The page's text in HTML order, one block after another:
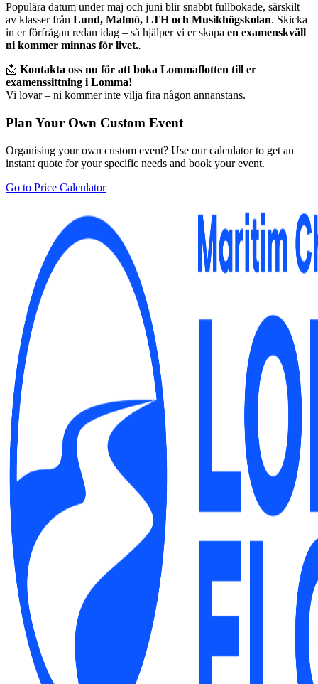
Populära datum under maj och juni blir snabbt fullbokade, särskilt
av klasser från Lund, Malmö, LTH och Musikhögskolan. Skicka
in er förfrågan redan idag – så hjälper vi er skapa en examenskväll
ni kommer minnas för livet..
📩 Kontakta oss nu för att boka Lommaflotten till er
examenssittning i Lomma!
Vi lovar – ni kommer inte vilja fira någon annanstans.
Plan Your Own Custom Event
Organising your own custom event? Use our calculator to get an
instant quote for your specific needs and book your event.
Go to Price Calculator